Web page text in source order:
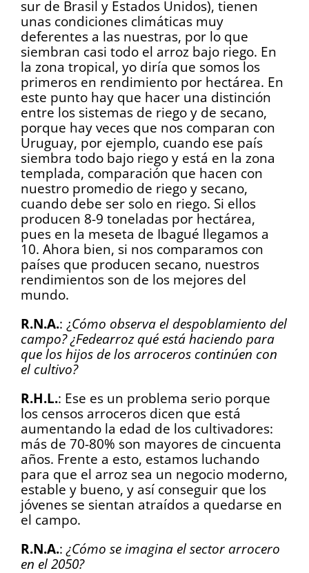
sur de Brasil y Estados Unidos), tienen
unas condiciones climáticas muy
deferentes a las nuestras, por lo que
siembran casi todo el arroz bajo riego. En
la zona tropical, yo diría que somos los
primeros en rendimiento por hectárea. En
este punto hay que hacer una distinción
entre los sistemas de riego y de secano,
porque hay veces que nos comparan con
Uruguay, por ejemplo, cuando ese país
siembra todo bajo riego y está en la zona
templada, comparación que hacen con
nuestro promedio de riego y secano,
cuando debe ser solo en riego. Si ellos
producen 8-9 toneladas por hectárea,
pues en la meseta de Ibagué llegamos a
10. Ahora bien, si nos comparamos con
países que producen secano, nuestros
rendimientos son de los mejores del
mundo.
R.N.A.: ¿Cómo observa el despoblamiento del
campo? ¿Fedearroz qué está haciendo para
que los hijos de los arroceros continúen con
el cultivo?
R.H.L.: Ese es un problema serio porque
los censos arroceros dicen que está
aumentando la edad de los cultivadores:
más de 70-80% son mayores de cincuenta
años. Frente a esto, estamos luchando
para que el arroz sea un negocio moderno,
estable y bueno, y así conseguir que los
jóvenes se sientan atraídos a quedarse en
el campo.
R.N.A.: ¿Cómo se imagina el sector arrocero
en el 2050?